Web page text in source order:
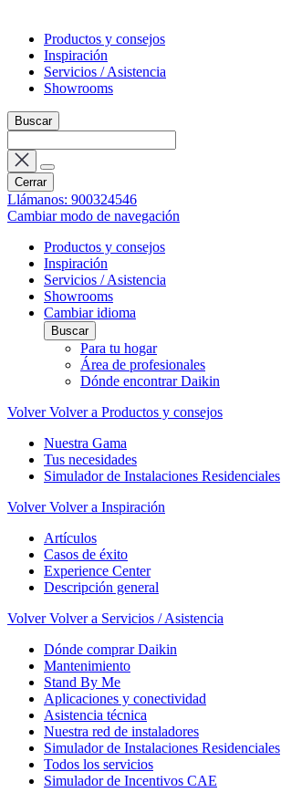
Productos y consejos
Inspiración
Servicios / Asistencia
Showrooms
Buscar
Cerrar
Llámanos: 900324546
Cambiar modo de navegación
Productos y consejos
Inspiración
Servicios / Asistencia
Showrooms
Cambiar idioma
Buscar
Para tu hogar
Área de profesionales
Dónde encontrar Daikin
Volver Volver a Productos y consejos
Nuestra Gama
Tus necesidades
Simulador de Instalaciones Residenciales
Volver Volver a Inspiración
Artículos
Casos de éxito
Experience Center
Descripción general
Volver Volver a Servicios / Asistencia
Dónde comprar Daikin
Mantenimiento
Stand By Me
Aplicaciones y conectividad
Asistencia técnica
Nuestra red de instaladores
Simulador de Instalaciones Residenciales
Todos los servicios
Simulador de Incentivos CAE